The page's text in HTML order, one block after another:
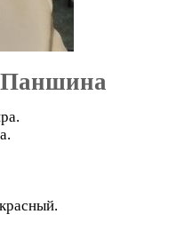
Паншина